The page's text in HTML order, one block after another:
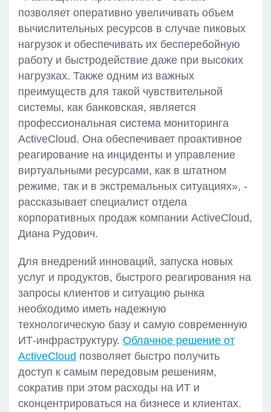
позволяет оперативно увеличивать объем
вычислительных ресурсов в случае пиковых
нагрузок и обеспечивать их бесперебойную
работу и быстродействие даже при высоких
нагрузках. Также одним из важных
преимуществ для такой чувствительной
системы, как банковская, является
профессиональная система мониторинга
ActiveCloud. Она обеспечивает проактивное
реагирование на инциденты и управление
виртуальными ресурсами, как в штатном
режиме, так и в экстремальных ситуациях», -
рассказывает специалист отдела
корпоративных продаж компании ActiveCloud,
Диана Рудович.
Для внедрений инноваций, запуска новых
услуг и продуктов, быстрого реагирования на
запросы клиентов и ситуацию рынка
необходимо иметь надежную
технологическую базу и самую современную
ИТ-инфраструктуру. Облачное решение от
ActiveCloud позволяет быстро получить
доступ к самым передовым решениям,
сократив при этом расходы на ИТ и
сконцентрироваться на бизнесе и клиентах.